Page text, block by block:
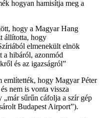
hogyan hamisítja meg a
hogy a Magyar Hang
állította, hogy
elmenekült elnök
a hibáról, azonmód
és az igazságról”
említették, hogy Magyar Péter
nem is vonta vissza
sűrűn cáfolja a szír gép
Budapest Airport”).